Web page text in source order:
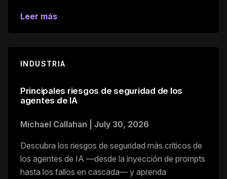
Leer más
INDUSTRIA
Principales riesgos de seguridad de los
agentes de IA
Michael Callahan July 30, 2026
Descubra los riesgos de seguridad más críticos de
los agentes de IA —desde la inyección de prompts
hasta los fallos en cascada— y aprenda